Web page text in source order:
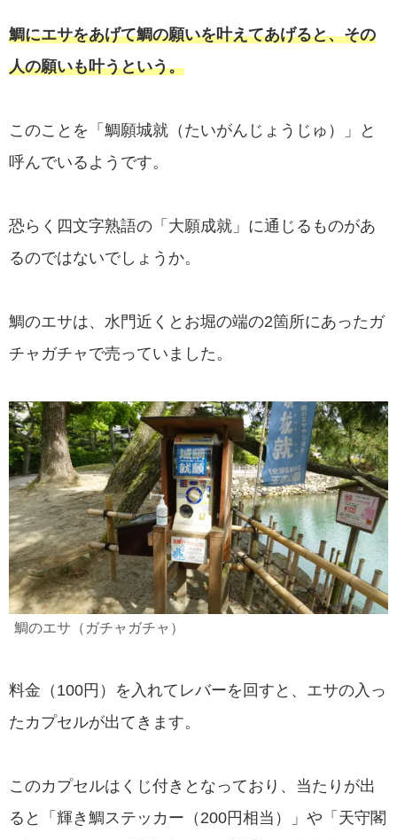
鯛にエサをあげて鯛の願いを叶えてあげると、その
人の願いも叶うという。
このことを「鯛願城就（たいがんじょうじゅ）」と
呼んでいるようです。
恐らく四文字熟語の「大願成就」に通じるものがあ
るのではないでしょうか。
鯛のエサは、水門近くとお堀の端の2箇所にあったガ
チャガチャで売っていました。
鯛のエサ（ガチャガチャ）
料金（100円）を入れてレバーを回すと、エサの入っ
たカプセルが出てきます。
このカプセルはくじ付きとなっており、当たりが出
ると「輝き鯛ステッカー（200円相当）」や「天守閣